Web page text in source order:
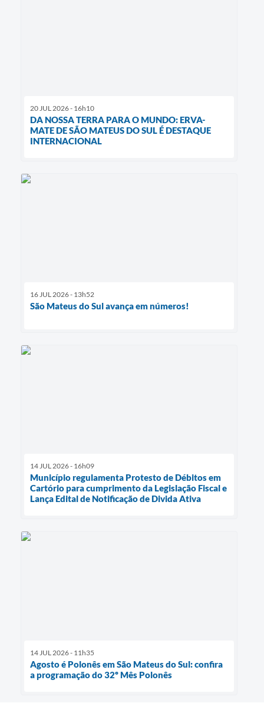
20 JUL 2026 - 16h10
DA NOSSA TERRA PARA O MUNDO: ERVA-
MATE DE SÃO MATEUS DO SUL É DESTAQUE
INTERNACIONAL
16 JUL 2026 - 13h52
São Mateus do Sul avança em números!
14 JUL 2026 - 16h09
Município regulamenta Protesto de Débitos em
Cartório para cumprimento da Legislação Fiscal e
Lança Edital de Notificação de Divida Ativa
14 JUL 2026 - 11h35
Agosto é Polonês em São Mateus do Sul: confira
a programação do 32º Mês Polonês